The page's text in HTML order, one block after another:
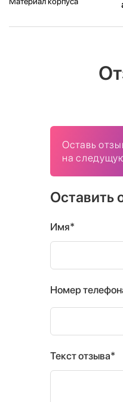
Оставь
на
Оставить
Имя*
Номер
Текст отзыва*